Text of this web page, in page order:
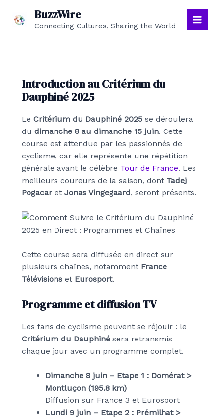
BuzzWire
Connecting Cultures, Sharing the World
Main
Introduction au Critérium du
Dauphiné 2025
Le Critérium du Dauphiné 2025 se déroulera
du dimanche 8 au dimanche 15 juin. Cette
course est attendue par les passionnés de
cyclisme, car elle représente une répétition
générale avant le célèbre Tour de France. Les
meilleurs coureurs de la saison, dont Tadej
Pogacar et Jonas Vingegaard, seront présents.
Cette course sera diffusée en direct sur
plusieurs chaînes, notamment France
Télévisions et Eurosport.
Programme et diffusion TV
Les fans de cyclisme peuvent se réjouir : le
Critérium du Dauphiné sera retransmis
chaque jour avec un programme complet.
Dimanche 8 juin – Etape 1 : Domérat >
Montluçon (195.8 km)
Diffusion sur France 3 et Eurosport
Lundi 9 juin – Etape 2 : Prémilhat >